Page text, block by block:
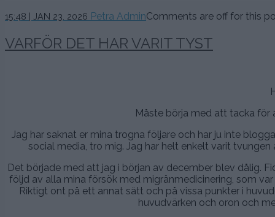
15:48 | JAN 23. 2026 24
2026
Petra AdminComments are off for this
VARFÖR DET HAR VARIT TYST
Måste börja med att tacka för
Jag har saknat er mina trogna följare och har ju inte
social media, tro mig. Jag har helt enkelt varit
Det började med att jag i början av december blev dålig.
följd av alla mina försök med migränmedicinering, som
Riktigt ont på ett annat sätt och på vissa punkter i
huvudvärken och oron och